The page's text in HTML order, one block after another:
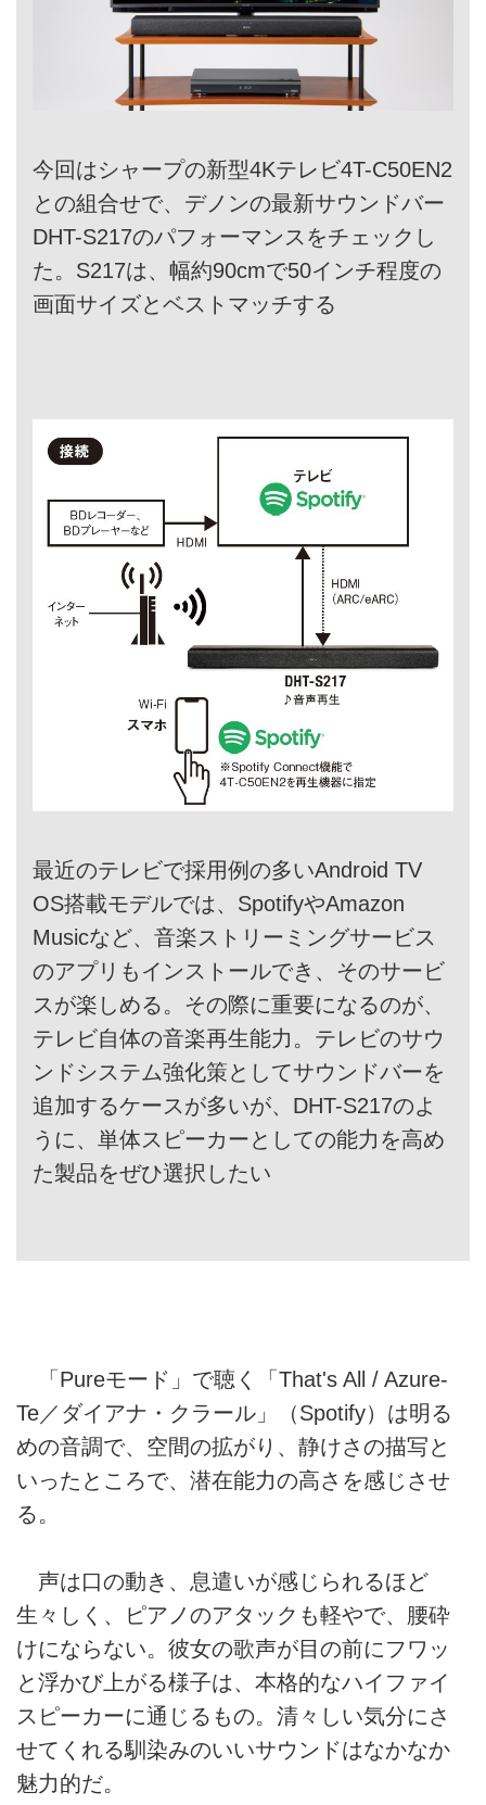
今回はシャープの新型4Kテレビ4T-C50EN2
との組合せで、デノンの最新サウンドバー
DHT-S217のパフォーマンスをチェックし
た。S217は、幅約90cmで50インチ程度の
画面サイズとベストマッチする
最近のテレビで採用例の多いAndroid TV
OS搭載モデルでは、SpotifyやAmazon
Musicなど、音楽ストリーミングサービス
のアプリもインストールでき、そのサービ
スが楽しめる。その際に重要になるのが、
テレビ自体の音楽再生能力。テレビのサウ
ンドシステム強化策としてサウンドバーを
追加するケースが多いが、DHT-S217のよ
うに、単体スピーカーとしての能力を高め
た製品をぜひ選択したい
「Pureモード」で聴く「That's All / Azure-
Te／ダイアナ・クラール」（Spotify）は明る
めの音調で、空間の拡がり、静けさの描写と
いったところで、潜在能力の高さを感じさせ
る。
声は口の動き、息遣いが感じられるほど
生々しく、ピアノのアタックも軽やで、腰砕
けにならない。彼女の歌声が目の前にフワッ
と浮かび上がる様子は、本格的なハイファイ
スピーカーに通じるもの。清々しい気分にさ
せてくれる馴染みのいいサウンドはなかなか
魅力的だ。